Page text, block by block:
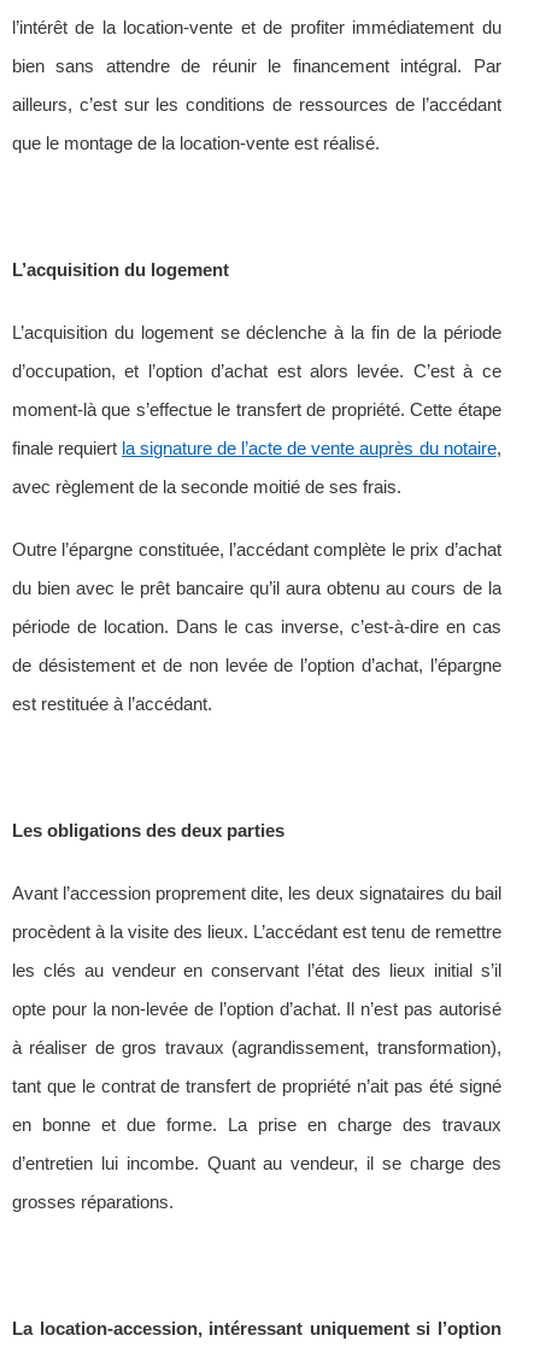
l’intérêt de la location-vente et de profiter immédiatement du
bien sans attendre de réunir le financement intégral. Par
ailleurs, c’est sur les conditions de ressources de l’accédant
que le montage de la location-vente est réalisé.
L’acquisition du logement
L’acquisition du logement se déclenche à la fin de la période
d’occupation, et l’option d’achat est alors levée. C’est à ce
moment-là que s’effectue le transfert de propriété. Cette étape
finale requiert la signature de l’acte de vente auprès du notaire,
avec règlement de la seconde moitié de ses frais.
Outre l’épargne constituée, l’accédant complète le prix d’achat
du bien avec le prêt bancaire qu’il aura obtenu au cours de la
période de location. Dans le cas inverse, c’est-à-dire en cas
de désistement et de non levée de l’option d’achat, l’épargne
est restituée à l’accédant.
Les obligations des deux parties
Avant l’accession proprement dite, les deux signataires du bail
procèdent à la visite des lieux. L’accédant est tenu de remettre
les clés au vendeur en conservant l’état des lieux initial s’il
opte pour la non-levée de l’option d’achat. Il n’est pas autorisé
à réaliser de gros travaux (agrandissement, transformation),
tant que le contrat de transfert de propriété n’ait pas été signé
en bonne et due forme. La prise en charge des travaux
d’entretien lui incombe. Quant au vendeur, il se charge des
grosses réparations.
La location-accession, intéressant uniquement si l’option